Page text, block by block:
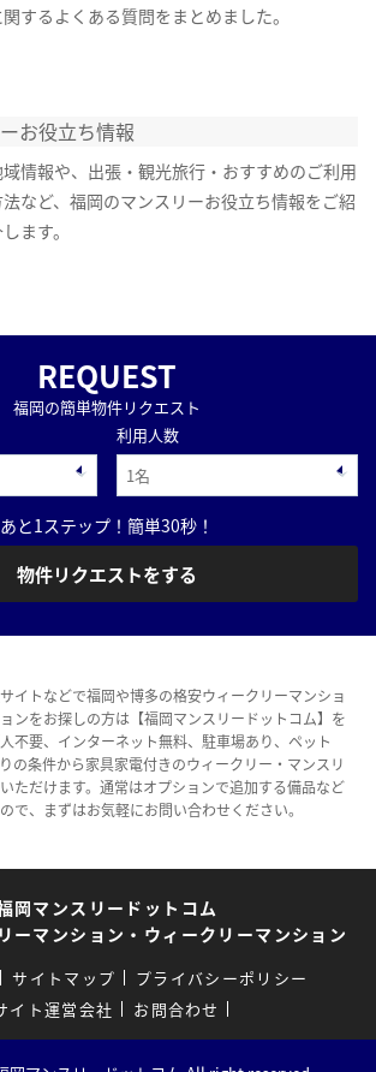
関するよくある質問をまとめました。
お役立ち情報
情報や、出張・観光旅行・おすすめのご利用
など、福岡のマンスリーお役立ち情報をご紹
ます。
REQUEST
福岡の簡単物件リクエスト
利用人数
あと1ステップ！簡単30秒！
物件リクエストをする
イトなどで福岡や博多の格安ウィークリーマンショ
ンをお探しの方は【福岡マンスリードットコム】を
不要、インターネット無料、駐車場あり、ペット
の条件から家具家電付きのウィークリー・マンスリ
ただけます。通常はオプションで追加する備品など
で、まずはお気軽にお問い合わせください。
岡マンスリードットコム
ーマンション・ウィークリーマンション
サイトマップ
プライバシーポリシー
イト運営会社
お問合わせ